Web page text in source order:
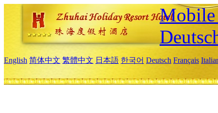
Mobile
English 简体中文 繁體中文 日本語 한국어 Deutsch Français